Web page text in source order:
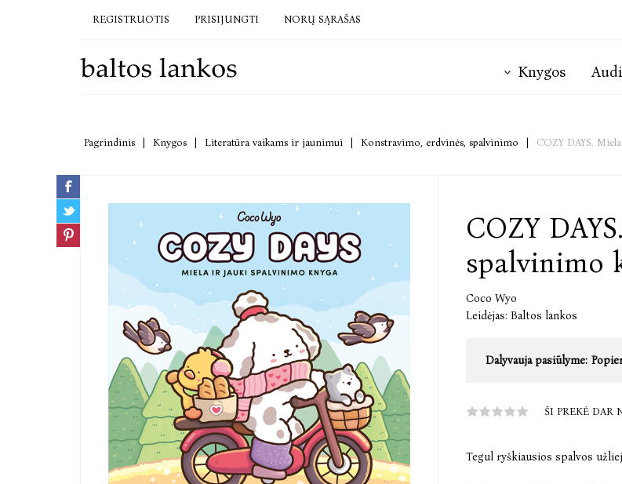
REGISTRUOTIS PRISIJUNGTI NORŲ SĄRAŠAS
Knygos
Pagrindinis Knygos Literatūra vaikams ir jaunimui Konstravimo, erdvinės, spalvinimo COZY DAYS.
COZY
spalvinimo
Coco Wyo
Leidėjas: Baltos lankos
Dalyvauja pasiūlyme:
ŠI PREKĖ DAR
Tegul ryškiausios spalvos